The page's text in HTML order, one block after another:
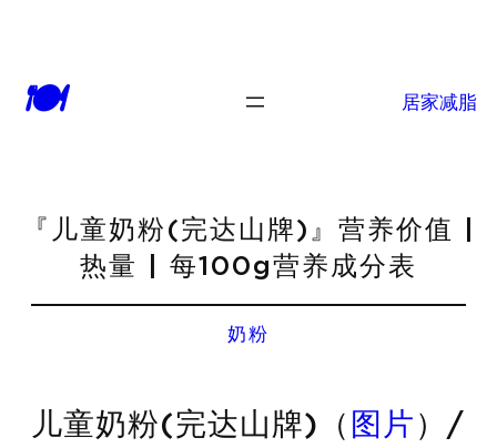
🍽 居家减脂
『儿童奶粉(完达山牌)』营养价值 |
热量 | 每100g营养成分表
奶粉
儿童奶粉(完达山牌)（ 图片 ）/